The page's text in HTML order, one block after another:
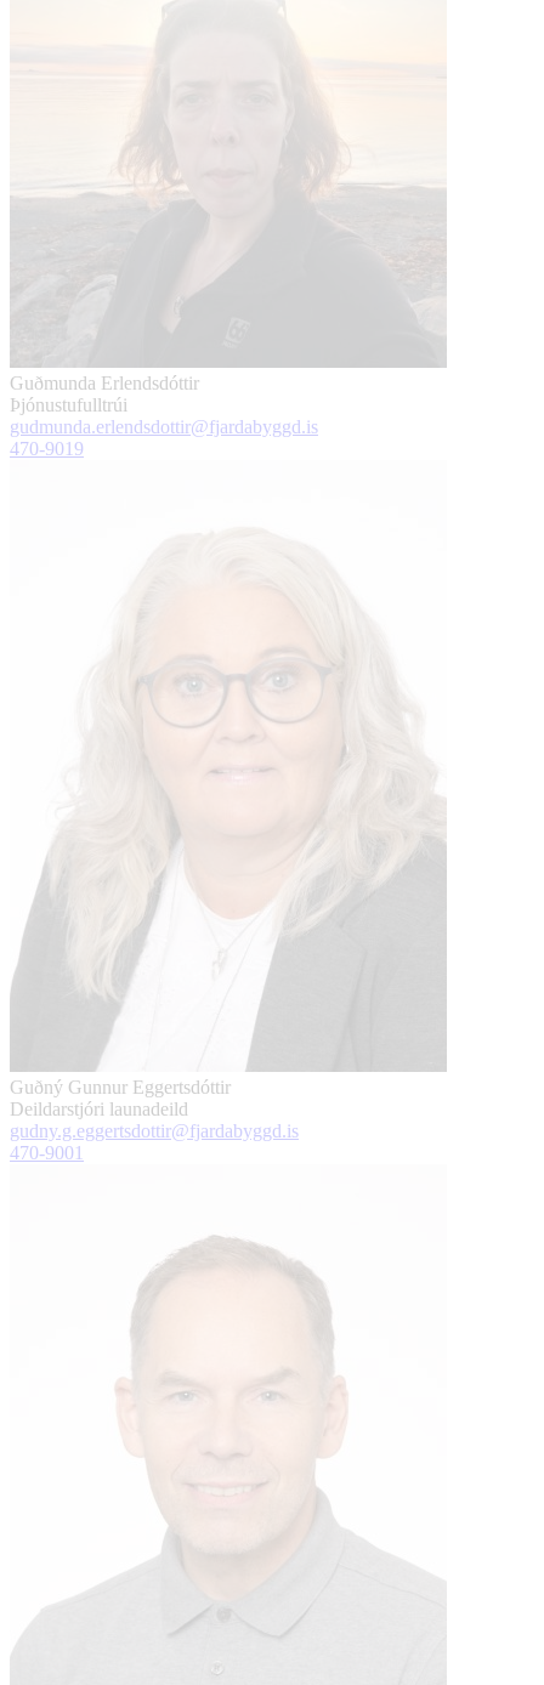
Guðmunda Erlendsdóttir
Þjónustufulltrúi
gudmunda.erlendsdottir@fjardabyggd.is
470-9019
Guðný Gunnur Eggertsdóttir
Deildarstjóri launadeild
gudny.g.eggertsdottir@fjardabyggd.is
470-9001